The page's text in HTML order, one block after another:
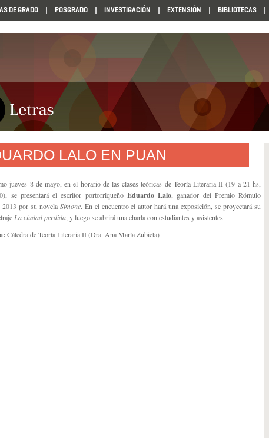
DE GRADO POSGRADO INVESTIGACIÓN EXTENSIÓN BIBLIOTECAS
LALO EN PUAN
jueves 8 de mayo, en el horario de las clases teóricas de Teoría Literaria II (19 a 21 hs,
se presentará el escritor portorriqueño Eduardo Lalo , ganador del Premio Rómulo
2013 por su novela Simone. En el encuentro el autor hará una exposición, se proyectará su
La ciudad perdida , y luego se abrirá una charla con estudiantes y asistentes.
Cátedra de Teoría Literaria II (Dra. Ana María Zubieta)